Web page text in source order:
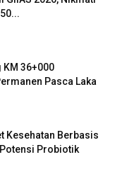
36+000
Pasca Laka
Kesehatan Berbasis
Probiotik